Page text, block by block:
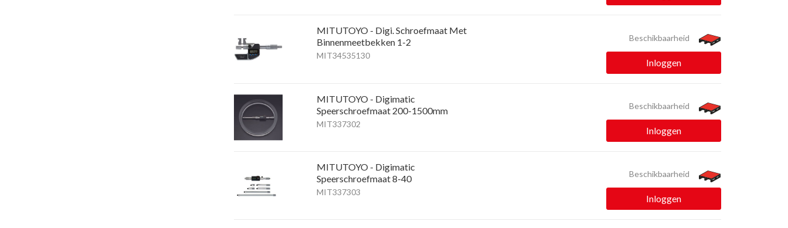
MITUTOYO - Digi. Schroefmaat Met
Binnenmeetbekken 1-2
MIT34535130
Beschikbaarheid
Inloggen
MITUTOYO - Digimatic
Speerschroefmaat 200-1500mm
MIT337302
Beschikbaarheid
Inloggen
MITUTOYO - Digimatic
Speerschroefmaat 8-40
MIT337303
Beschikbaarheid
Inloggen